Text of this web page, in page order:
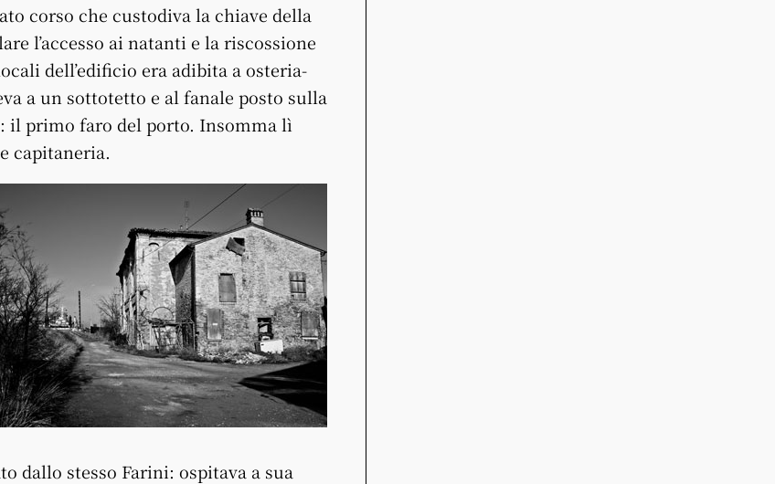
corso che custodiva la chiave della
l’accesso ai natanti e la riscossione
dell’edificio era adibita a osteria-
a un sottotetto e al fanale posto sulla
il primo faro del porto. Insomma lì
capitaneria.
dallo stesso Farini: ospitava a sua